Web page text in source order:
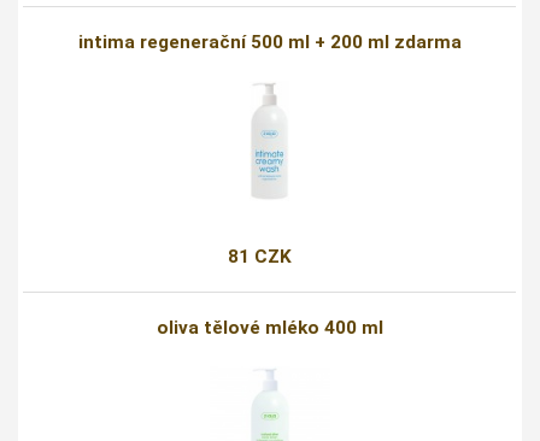
intima regenerační 500 ml + 200 ml zdarma
81 CZK
oliva tělové mléko 400 ml